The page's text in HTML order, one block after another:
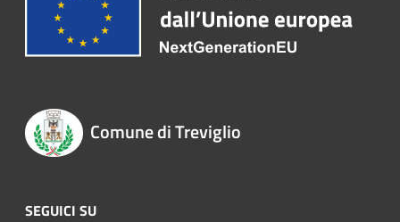
Comune di Treviglio
SEGUICI SU